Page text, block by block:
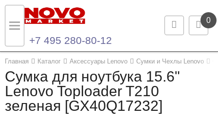
0
+7 495 280-80-12
Главная Каталог Аксессуары Lenovo Сумки и Чехлы Lenovo
Сумка для ноутбука 15.6"
Lenovo Toploader T210
зеленая [GX40Q17232]
Назад
Каталог продукции
Ноутбуки и ультрабуки
Назад
Контакты
Контактная информация